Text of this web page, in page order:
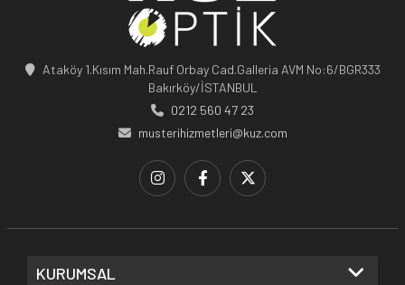
Ataköy 1.Kısım Mah.Rauf Orbay Cad.Galleria AVM No:6/BGR333
Bakırköy/İSTANBUL
0212 560 47 23
musterihizmetleri@kuz.com
KURUMSAL